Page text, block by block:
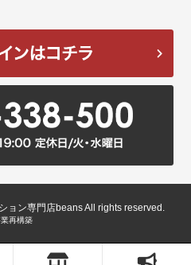
ョン専門店beans All rights reserved.
再構築